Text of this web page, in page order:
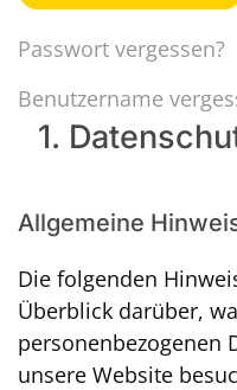
Passwort vergessen?
Benutzername
1.
Allgemeine
Die folgenden
Überblick darüber,
personenbezogenen
unsere Website